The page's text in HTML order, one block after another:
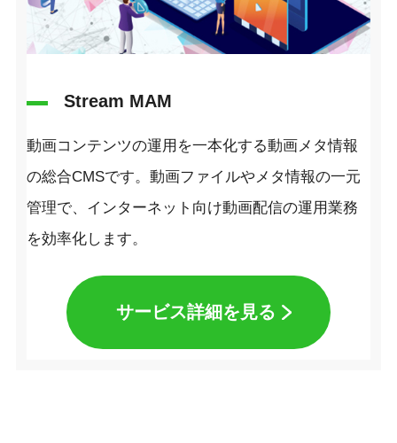
Stream MAM
動画コンテンツの運用を一本化する動画メタ情報
の総合CMSです。動画ファイルやメタ情報の一元
管理で、インターネット向け動画配信の運用業務
を効率化します。
サービス詳細を見る